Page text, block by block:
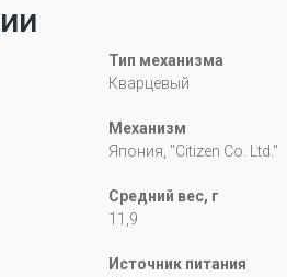
Тип механизма
Кварцевый
Механизм
Япония, "Citizen Co. Ltd."
Средний вес, г
11,9
Источник питания